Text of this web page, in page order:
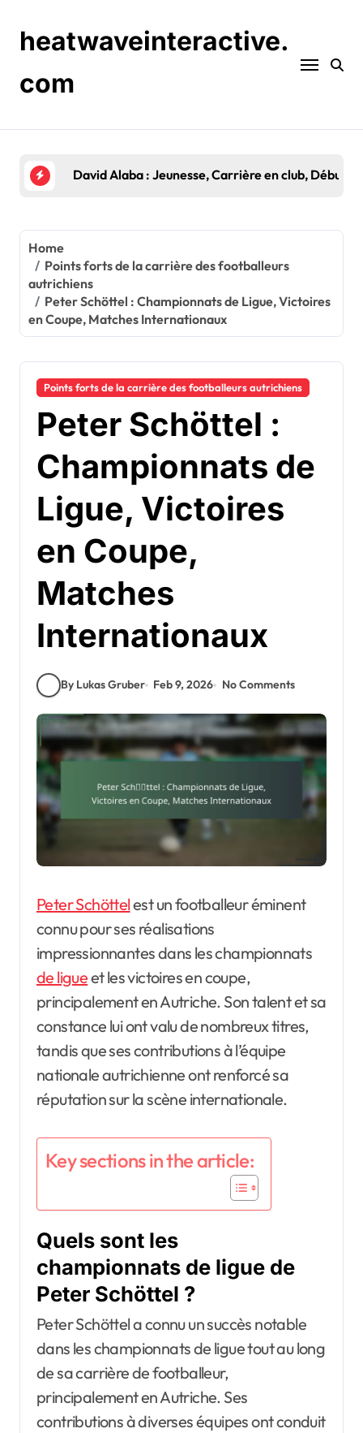
contentheatwaveinteractive.
com
Gernot Trauner : Distinctions en club, Sélections
Home
Points forts de la carrière des footballeurs
autrichiens
Peter Schöttel : Championnats de Ligue, Victoires
en Coupe, Matches Internationaux
Points forts de la carrière des footballeurs autrichiens
Peter Schöttel :
Championnats de
Ligue, Victoires
en Coupe,
Matches
Internationaux
By Lukas Gruber Feb 9, 2026 No Comments
Peter Schöttelest un footballeur éminent
connu pour ses réalisations
impressionnantes dans les championnats
de ligueet les victoires en coupe,
principalement en Autriche. Son talent et sa
constance lui ont valu de nombreux titres,
tandis que ses contributions à l’équipe
nationale autrichienne ont renforcé sa
réputation sur la scène internationale.
Key sections in the article:
Quels sont les
championnats de ligue de
Peter Schöttel ?
Peter Schöttel a connu un succès notable
dans les championnats de ligue tout au long
de sa carrière de footballeur,
principalement en Autriche. Ses
contributions à diverses équipes ont conduit